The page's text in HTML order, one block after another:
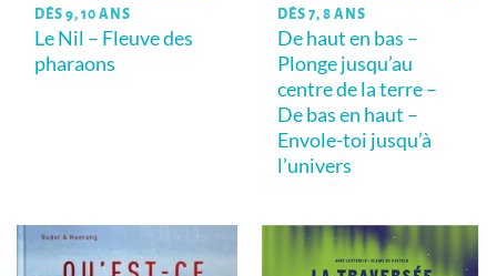
DÈS 9, 10 ANS
Le Nil – Fleuve des
pharaons
DÈS 7, 8 ANS
De haut en bas –
Plonge jusqu’au
centre de la terre –
De bas en haut –
Envole-toi jusqu’à
l’univers